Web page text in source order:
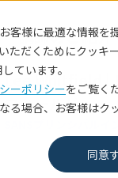
客様に最適な情報を
ただくためにクッキ
ています。
ーポリシーをご覧く
る場合、お客様はク
同意
講師のご紹介
Lee Whitfield |
フィールド